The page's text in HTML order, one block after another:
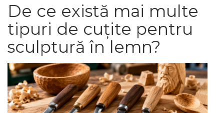
Baterii & Acumulatori
Baterii AAA
Baterii AA
Corpuri de Iluminat
Lanterne
Proiectoare
De ce există mai multe
tipuri de cuțite pentru
sculptură în lemn?